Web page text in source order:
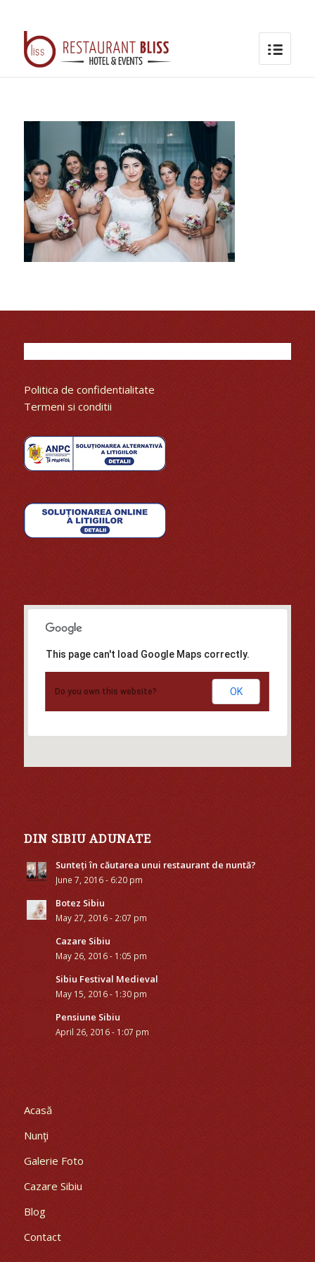
Politica de confidentialitate
Termeni si conditii
This page can't load Google Maps correctly.
Do you own this website? OK
DIN SIBIU ADUNATE
Sunteți în căutarea unui restaurant de nuntă?
June 7, 2016 - 6:20 pm
Botez Sibiu
May 27, 2016 - 2:07 pm
Cazare Sibiu
May 26, 2016 - 1:05 pm
Sibiu Festival Medieval
May 15, 2016 - 1:30 pm
Pensiune Sibiu
April 26, 2016 - 1:07 pm
Acasă
Nunţi
Galerie Foto
Cazare Sibiu
Blog
Contact